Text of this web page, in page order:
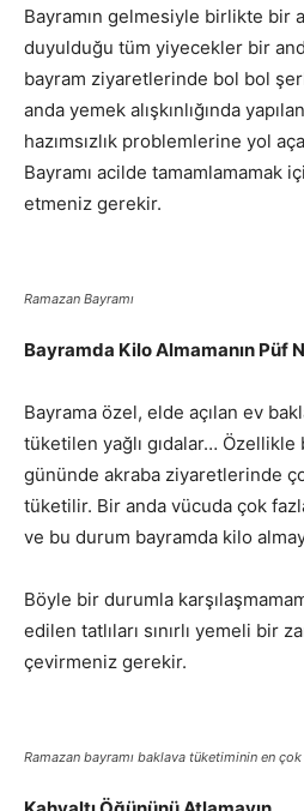
Bayramın gelmesiyle birlikte bir
duyulduğu tüm yiyecekler bir
bayram ziyaretlerinde bol bol
anda yemek alışkınlığında
hazımsızlık problemlerine yol
Bayramı acilde tamamlamamak
etmeniz gerekir.
Ramazan Bayramı
Bayramda Kilo Almamanın Püf
Bayrama özel, elde açılan ev
tüketilen yağlı gıdalar… Özellikle
gününde akraba ziyaretlerinde
tüketilir. Bir anda vücuda çok
ve bu durum bayramda kilo
Böyle bir durumla
edilen tatlıları sınırlı yemeli bir
çevirmeniz gerekir.
Ramazan bayramı baklava tüketiminin en